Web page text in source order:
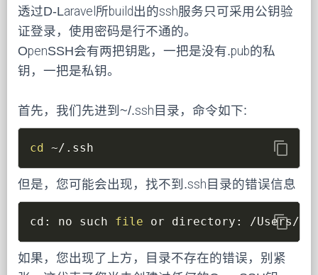
透过D-Laravel所build出的ssh服务只可采用公钥验
证登录，使用密码是行不通的。
OpenSSH会有两把钥匙，一把是没有.pub的私
钥，一把是私钥。
首先，我们先进到~/.ssh目录，命令如下:
content_copy
cd ~/.ssh
但是，您可能会出现，找不到.ssh目录的错误信息
content_copy
cd: no such file or directory: /Users/
如果，您出现了上方，目录不存在的错误，别紧